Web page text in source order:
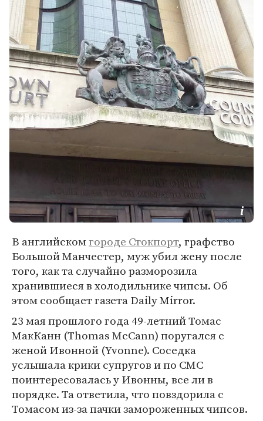
В английскомгороде Стокпорт, графство
Большой Манчестер, муж убил жену после
того, как та случайно разморозила
хранившиеся в холодильнике чипсы. Об
этом сообщает газета Daily Mirror.
23 мая прошлого года 49-летний Томас
МакКанн (Thomas McCann) поругался с
женой Ивонной (Yvonne). Соседка
услышала крики супругов и по СМС
поинтересовалась у Ивонны, все ли в
порядке. Та ответила, что повздорила с
Томасом из-за пачки замороженных чипсов.